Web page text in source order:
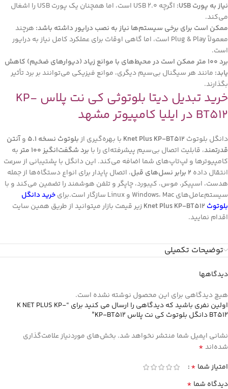
نیاز به پورت USB:
اگرچه USB 2.0 است، اما همچنان یک پورت USB را اشغال
می‌کند.
ممکن است برای برخی سیستم‌ها نیاز به نصب درایور داشته باشد: هرچند
معمولاً Plug & Play است، اما گاهی اوقات برای عملکرد کامل نیاز به درایور
است.
برد 100 متر ممکن است در محیط‌های با موانع زیاد (دیوارهای ضخیم) کاهش
یابد: مانند هر سیگنال بی‌سیم دیگری، موانع فیزیکی می‌توانند بر برد تأثیر
بگذارند.
خرید تبدیل دیتا بلوتوثی کی نت پلاس KP-
BT512 در ایلیا کامپیوتر مشهد
دانگل بلوتوث Knet Plus KP-BT512 با بهره‌گیری ازبلوتوث نسخه 5.1 وآنتن
قدرتمند، قابلیت اتصال بی‌سیم پیشرفته‌ای را با برد شگفت‌انگیز 100 متر
به
کامپیوترها و لپ‌تاپ‌های شما اضافه می‌کند. این دانگل با پشتیبانی از سرعت
انتقال داده 2 برابر نسل‌های قبل
، اتصال پایدار برای انواع دستگاه‌ها از جمله
هدست، اسپیکر، موس، کیبورد، چاپگر و تلفن هوشمند را تضمین می‌کند و با
سیستم‌عامل‌های Windows، Mac و Linux سازگار است.برای
خرید دانگل
بلوتوث
زیر قیمت بازار میتوانید از طریق همین سایت
اقدام نمایید.
توضیحات تکمیلی
دیدگاهها
هیچ دیدگاهی برای این محصول نوشته نشده است.
اولین نفری باشید که دیدگاهی را ارسال می کنید برای “K NET PLUS KP-
BT512 دانگل بلوتوث کی نت پلاس KP-BT512”
نشانی ایمیل شما منتشر نخواهد شد. بخش‌های موردنیاز علامت‌گذاری
شده‌اند*
امتیاز شما *
دیدگاه شما *